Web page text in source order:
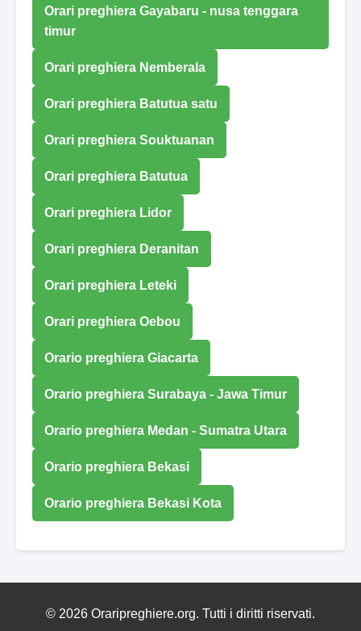
Orari preghiera Gayabaru - nusa tenggara
timur
Orari preghiera Nemberala
Orari preghiera Batutua satu
Orari preghiera Souktuanan
Orari preghiera Batutua
Orari preghiera Lidor
Orari preghiera Deranitan
Orari preghiera Leteki
Orari preghiera Oebou
Orario preghiera Giacarta
Orario preghiera Surabaya - Jawa Timur
Orario preghiera Medan - Sumatra Utara
Orario preghiera Bekasi
Orario preghiera Bekasi Kota
© 2026 Oraripreghiere.org. Tutti i diritti riservati.